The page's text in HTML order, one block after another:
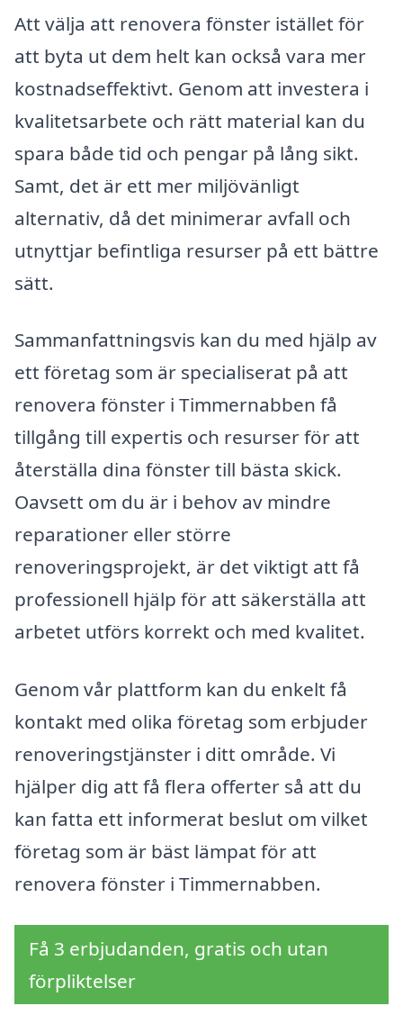
Att välja att renovera fönster istället för
att byta ut dem helt kan också vara mer
kostnadseffektivt. Genom att investera i
kvalitetsarbete och rätt material kan du
spara både tid och pengar på lång sikt.
Samt, det är ett mer miljövänligt
alternativ, då det minimerar avfall och
utnyttjar befintliga resurser på ett bättre
sätt.
Sammanfattningsvis kan du med hjälp av
ett företag som är specialiserat på att
renovera fönster i Timmernabben få
tillgång till expertis och resurser för att
återställa dina fönster till bästa skick.
Oavsett om du är i behov av mindre
reparationer eller större
renoveringsprojekt, är det viktigt att få
professionell hjälp för att säkerställa att
arbetet utförs korrekt och med kvalitet.
Genom vår plattform kan du enkelt få
kontakt med olika företag som erbjuder
renoveringstjänster i ditt område. Vi
hjälper dig att få flera offerter så att du
kan fatta ett informerat beslut om vilket
företag som är bäst lämpat för att
renovera fönster i Timmernabben.
Få 3 erbjudanden, gratis och utan
förpliktelser